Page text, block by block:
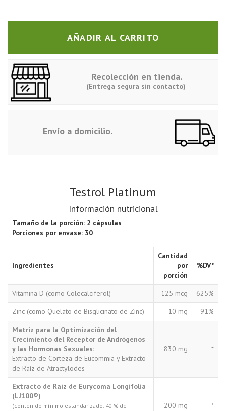
AÑADIR AL CARRITO
Recolección en tienda.
(Entrega segura sin contacto)
Envío a domicilio.
Testrol Platinum
Información nutricional
Tamaño de la porción: 2 cápsulas
Porciones por envase: 30
Ingredientes
Cantidad
por
porción
%DV*
Vitamina D (como Colecalciferol) 125 mcg
625%
Zinc (como Quelato de Bisglicinato de Zinc)
10 mg
91%
Matriz para la Optimización del
Crecimiento del Receptor de Andrógenos
y las Hormonas Sexuales:
Extracto de Corteza de Eucommia y Extracto
de Raíz de Atractylodes
830 mg *
Extracto de Raíz de Eurycoma Longifolia
(LJ100®)
(contenido mínimo estandarizado: 40 % de
200 mg *